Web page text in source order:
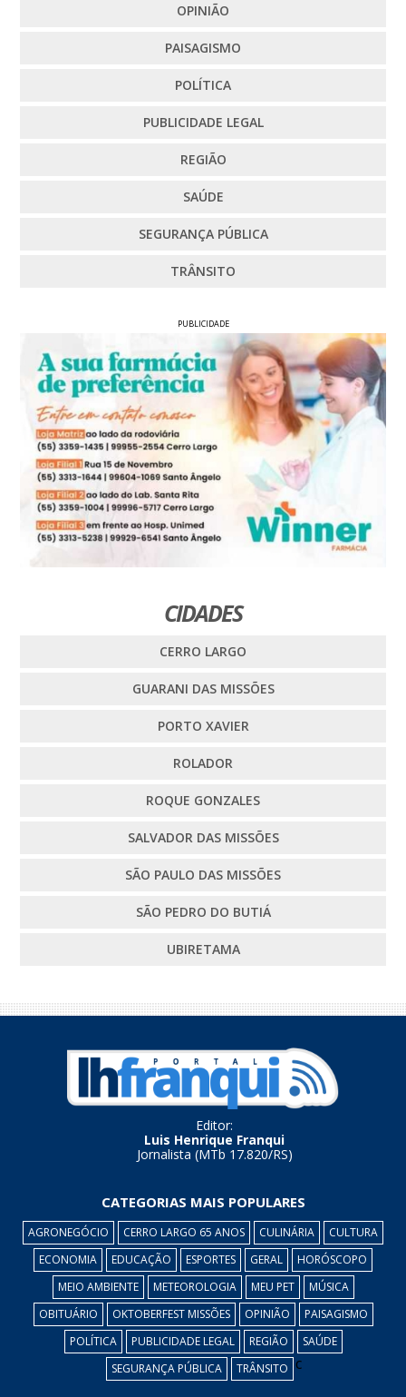
OPINIÃO
PAISAGISMO
POLÍTICA
PUBLICIDADE LEGAL
REGIÃO
SAÚDE
SEGURANÇA PÚBLICA
TRÂNSITO
PUBLICIDADE
CIDADES
CERRO LARGO
GUARANI DAS MISSÕES
PORTO XAVIER
ROLADOR
ROQUE GONZALES
SALVADOR DAS MISSÕES
SÃO PAULO DAS MISSÕES
SÃO PEDRO DO BUTIÁ
UBIRETAMA
Editor:
Luis Henrique Franqui
Jornalista (MTb 17.820/RS)
CATEGORIAS MAIS POPULARES
AGRONEGÓCIO CERRO LARGO 65 ANOS CULINÁRIA
CULTURA
ECONOMIA
EDUCAÇÃO ESPORTES GERAL
HORÓSCOPO
MEIO AMBIENTE
METEOROLOGIA MEU PET
MÚSICA
OBITUÁRIO
OKTOBERFEST MISSÕES OPINIÃO
PAISAGISMO
POLÍTICA
PUBLICIDADE LEGAL REGIÃO
SAÚDE
SEGURANÇA PÚBLICA
TRÂNSITO c